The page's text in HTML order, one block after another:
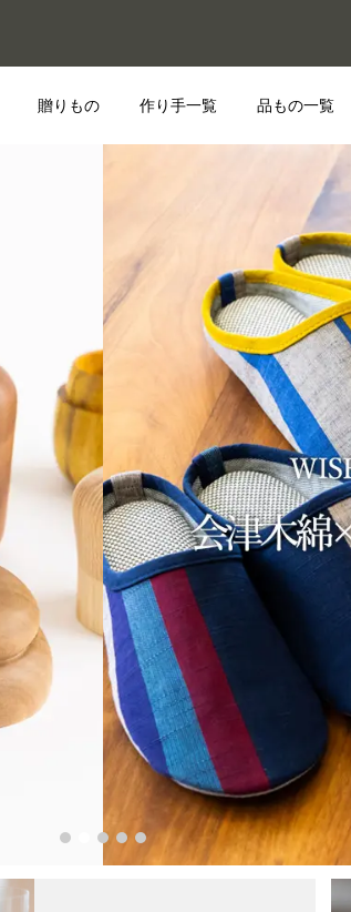
贈りもの 作り手一覧 品もの一覧
1 3 4 5